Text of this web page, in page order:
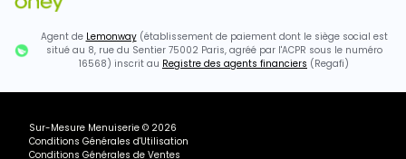
Agent de Lemonway(établissement de paiement dont le siège social est
situé au 8, rue du Sentier 75002 Paris, agréé par l'ACPR sous le numéro
16568) inscrit au Registre des agents financiers (Regafi)
Sur-Mesure Menuiserie © 2026
Conditions Générales d'Utilisation
Conditions Générales de Ventes